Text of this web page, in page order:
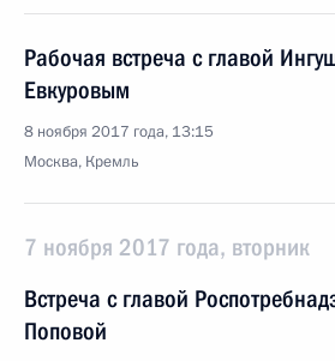
Рабочая встреча с главой
Евкуровым
8 ноября 2017 года, 13:15
Москва, Кремль
7 ноября 2017 года, вторник
Встреча с главой
Поповой